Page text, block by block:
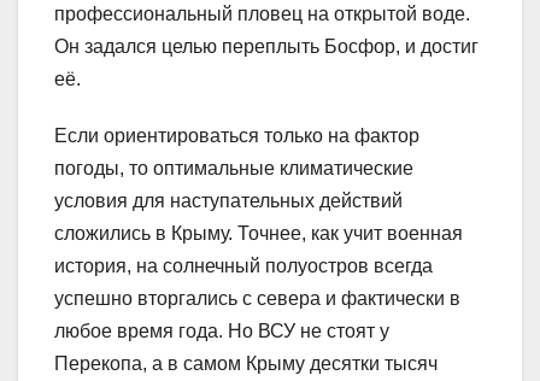
профессиональный пловец на открытой воде.
Он задался целью переплыть Босфор, и достиг
её.
Если ориентироваться только на фактор
погоды, то оптимальные климатические
условия для наступательных действий
сложились в Крыму. Точнее, как учит военная
история, на солнечный полуостров всегда
успешно вторгались с севера и фактически в
любое время года. Но ВСУ не стоят у
Перекопа, а в самом Крыму десятки тысяч